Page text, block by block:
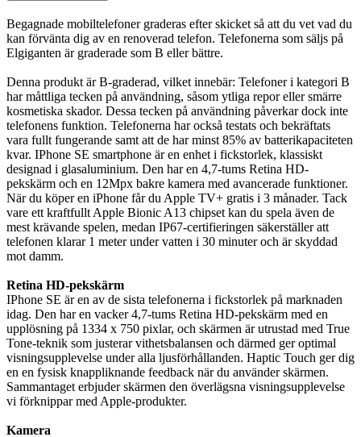
Begagnade mobiltelefoner graderas efter skicket så att du vet vad du
kan förvänta dig av en renoverad telefon. Telefonerna som säljs på
Elgiganten är graderade som B eller bättre.
Denna produkt är B-graderad, vilket innebär: Telefoner i kategori B
har måttliga tecken på användning, såsom ytliga repor eller smärre
kosmetiska skador. Dessa tecken på användning påverkar dock inte
telefonens funktion. Telefonerna har också testats och bekräftats
vara fullt fungerande samt att de har minst 85% av batterikapaciteten
kvar. IPhone SE smartphone är en enhet i fickstorlek, klassiskt
designad i glasaluminium. Den har en 4,7-tums Retina HD-
pekskärm och en 12Mpx bakre kamera med avancerade funktioner.
När du köper en iPhone får du Apple TV+ gratis i 3 månader. Tack
vare ett kraftfullt Apple Bionic A13 chipset kan du spela även de
mest krävande spelen, medan IP67-certifieringen säkerställer att
telefonen klarar 1 meter under vatten i 30 minuter och är skyddad
mot damm.
Retina HD-pekskärm
IPhone SE är en av de sista telefonerna i fickstorlek på marknaden
idag. Den har en vacker 4,7-tums Retina HD-pekskärm med en
upplösning på 1334 x 750 pixlar, och skärmen är utrustad med True
Tone-teknik som justerar vithetsbalansen och därmed ger optimal
visningsupplevelse under alla ljusförhållanden. Haptic Touch ger dig
en en fysisk knappliknande feedback när du använder skärmen.
Sammantaget erbjuder skärmen den överlägsna visningsupplevelse
vi förknippar med Apple-produkter.
Kamera